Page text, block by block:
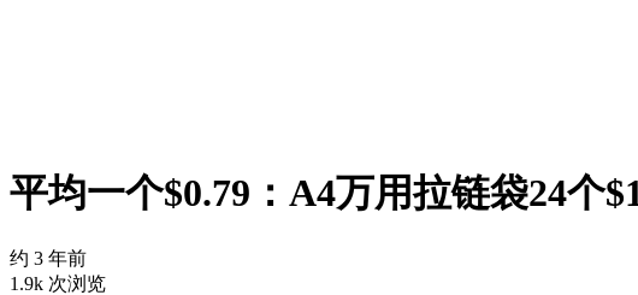
平均一个$0.79：A4万用拉链袋24个
约 3 年前
1.9k 次浏览